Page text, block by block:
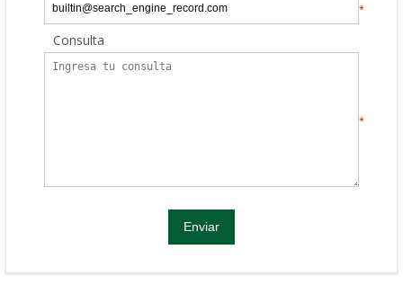
*
Consulta
*